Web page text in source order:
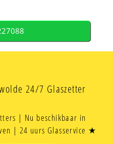
24/7 Glaszetter
| Nu beschikbaar in
| 24 uurs Glasservice ★